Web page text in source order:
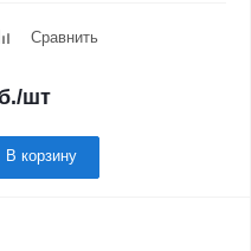
Сравнить
/шт
В корзину